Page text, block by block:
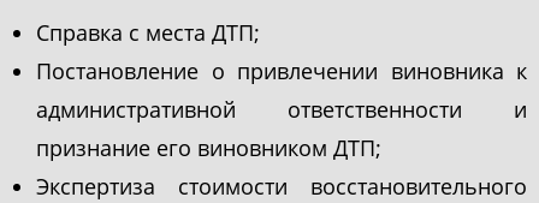
Справка с места ДТП;
Постановление о привлечении виновника к
административной ответственности и
признание его виновником ДТП;
Экспертиза стоимости восстановительного